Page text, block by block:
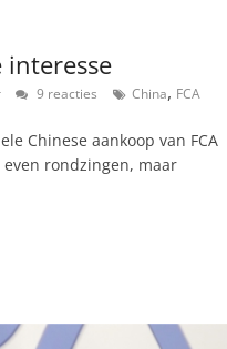
interesse
9 reacties China, FCA
Chinese aankoop van FCA
rondzingen, maar